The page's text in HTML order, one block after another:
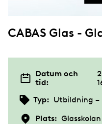
g
CABAS Glas -
Datum och
tid:
Typ: Utbildning –
Plats: